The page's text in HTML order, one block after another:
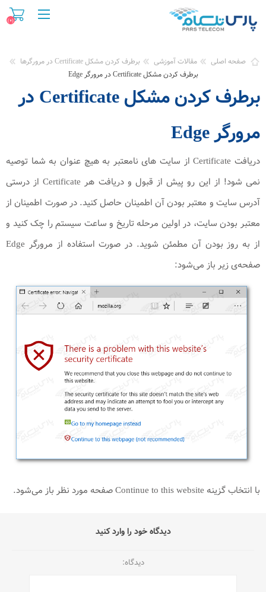
(0)
صفحه اصلی مقالات آموزشی
برطرف کردن مشکل Certificate در مرورگرها
برطرف کردن مشکل Certificate در مرورگر Edge
برطرف کردن مشکل Certificate در
مرورگر Edge
دریافت Certificate از سایت های نامعتبر به هیچ عنوان به شما توصیه
نمی شود! از این رو پیش از قبول و دریافت هر Certificate از درستی
آدرس سایت و معتبر بودن آن اطمینان حاصل کنید. در صورت اطمینان از
معتبر بودن سایت، در اولین مرحله تاریخ و ساعت سیستم را چک کنید و
از به روز بودن آن مطمئن شوید. در صورت استفاده از مرورگر Edge
صفحه‌ی زیر باز می‌شود:
با انتخاب گزینه Continue to this website صفحه مورد نظر باز می‌شود.
دیدگاه خود را وارد کنید
دیدگاه: